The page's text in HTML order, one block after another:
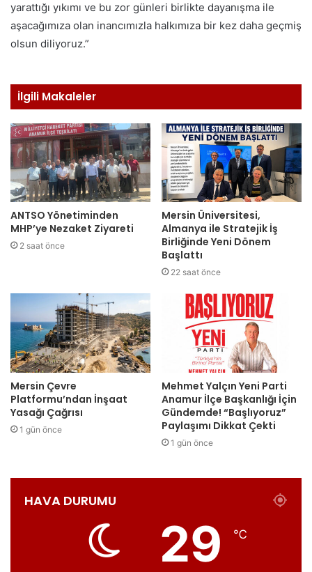
yarattığı yıkımı ve bu zor günleri birlikte dayanışma ile
aşacağımıza olan inancımızla halkımıza bir kez daha geçmiş
olsun diliyoruz.”
İlgili Makaleler
ANTSO Yönetiminden
MHP’ye Nezaket Ziyareti
2 saat önce
Mersin Üniversitesi,
Almanya ile Stratejik İş
Birliğinde Yeni Dönem
Başlattı
22 saat önce
Mersin Çevre
Platformu’ndan İnşaat
Yasağı Çağrısı
1 gün önce
Mehmet Yalçın Yeni Parti
Anamur İlçe Başkanlığı İçin
Gündemde! “Başlıyoruz”
Paylaşımı Dikkat Çekti
1 gün önce
HAVA DURUMU
29 ℃